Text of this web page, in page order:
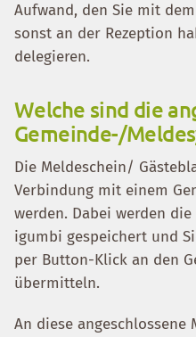
Aufwand, den Sie mit
sonst an der Rezeption
delegieren.
Welche sind die
Gemeinde-/
Die Meldeschein/
Verbindung mit einem
werden. Dabei werden
igumbi gespeichert und
per Button-Klick an den
übermitteln.
An diese